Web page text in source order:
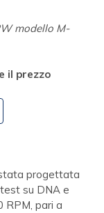
modello M-
il prezzo
progettata
su DNA e
RPM, pari a